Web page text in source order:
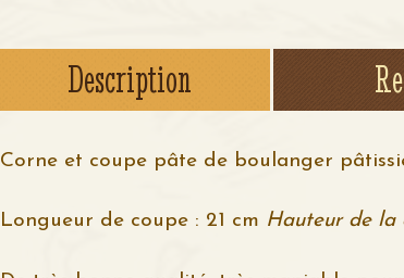
détail
détail
Description
Corne et coupe pâte de boulanger
Longueur de coupe : 21 cm Hauteur de la